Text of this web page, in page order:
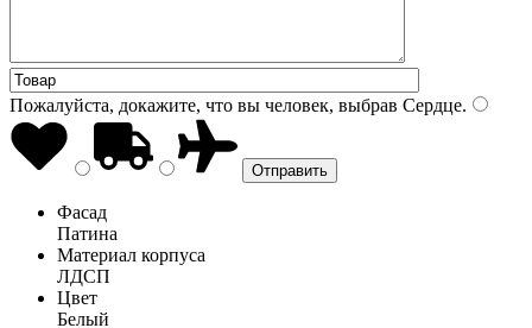
Пожалуйста, докажите, что вы человек, выбрав Сердце.
Фасад
Патина
Материал корпуса
ЛДСП
Цвет
Белый